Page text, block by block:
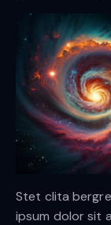
Stet clita
ipsum dolor sit